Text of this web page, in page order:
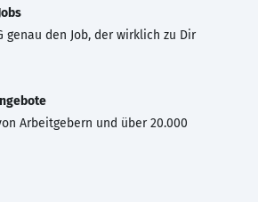
genau den Job, der wirklich zu Dir
Arbeitgebern und über 20.000